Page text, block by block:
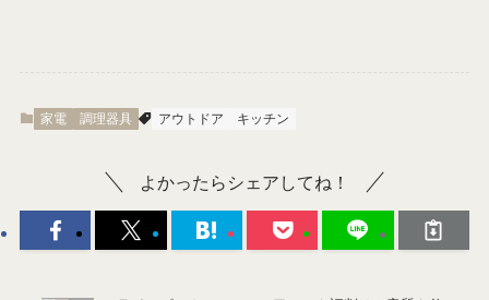
家電 調理器具 アウトドア キッチン
よかったらシェアしてね！